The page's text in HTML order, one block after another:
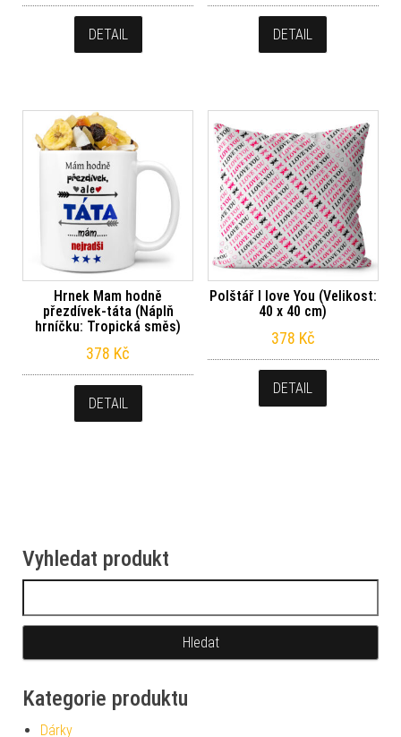
DETAIL DETAIL
Hrnek Mam hodně
přezdívek-táta (Náplň
hrníčku: Tropická směs)
378 Kč
DETAIL
Polštář I love You (Velikost:
40 x 40 cm)
378 Kč
DETAIL
Vyhledat produkt
Kategorie produktu
Dárky